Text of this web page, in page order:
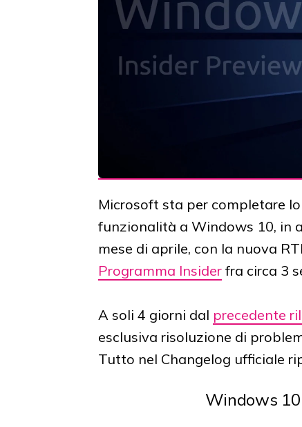
Microsoft sta per completare
funzionalità a Windows 10, in
mese di aprile, con la nuova
Programma Insider fra circa 3
A soli 4 giorni dal precedente
esclusiva risoluzione di
Tutto nel Changelog ufficiale
Windows